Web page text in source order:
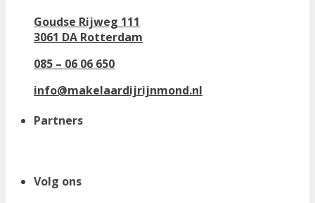
Goudse Rijweg 111
3061 DA Rotterdam
085 – 06 06 650
info@makelaardijrijnmond.nl
Partners
Volg ons